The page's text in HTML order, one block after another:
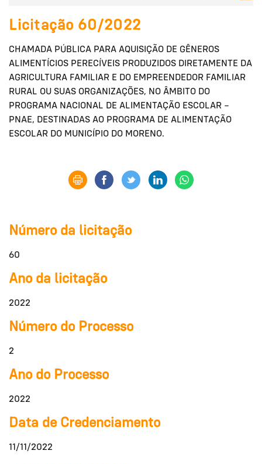
Licitação 60/2022
CHAMADA PÚBLICA PARA AQUISIÇÃO DE GÊNEROS
ALIMENTÍCIOS PERECÍVEIS PRODUZIDOS DIRETAMENTE DA
AGRICULTURA FAMILIAR E DO EMPREENDEDOR FAMILIAR
RURAL OU SUAS ORGANIZAÇÕES, NO ÂMBITO DO
PROGRAMA NACIONAL DE ALIMENTAÇÃO ESCOLAR –
PNAE, DESTINADAS AO PROGRAMA DE ALIMENTAÇÃO
ESCOLAR DO MUNICÍPIO DO MORENO.
Número da licitação
60
Ano da licitação
2022
Número do Processo
2
Ano do Processo
2022
Data de Credenciamento
11/11/2022